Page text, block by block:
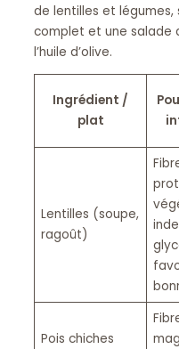
de lentilles et
complet et une salade
l’huile d’olive.
Ingrédient /
plat
Lentilles (soupe,
ragoût)
Pois chiches